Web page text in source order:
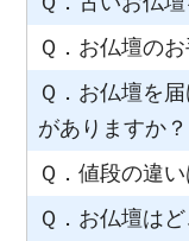
Ｑ．お仏壇の
Ｑ．お仏壇を
がありますか？
Ｑ．値段の違
Ｑ．お仏壇は